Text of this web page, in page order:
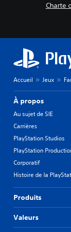
Charte
Accueil Jeux
À propos
Au sujet de SIE
Carrières
PlayStation Studios
PlayStation
Corporatif
Histoire de la
Produits
Valeurs